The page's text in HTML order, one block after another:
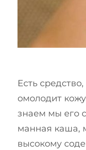
Есть
омолодит
знаем мы его
манная каша,
высокому